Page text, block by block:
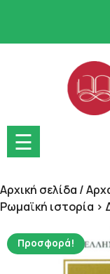
content
☰
Αρχική σελίδα /
Ρωμαϊκή ιστορία >
Προσφορά!